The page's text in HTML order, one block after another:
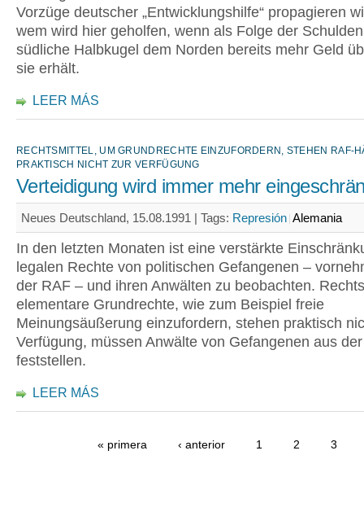
Vorzüge deutscher „Entwicklungshilfe“ propagieren
wem wird hier geholfen, wenn als Folge der
südliche Halbkugel dem Norden bereits mehr Geld
sie erhält.
LEER MÁS
RECHTSMITTEL, UM GRUNDRECHTE EINZUFORDERN, STEHEN RAF-
PRAKTISCH NICHT ZUR VERFÜGUNG
Verteidigung wird immer mehr
Neues Deutschland, 15.08.1991 | Tags: Represión Alemania
In den letzten Monaten ist eine verstärkte
legalen Rechte von politischen Gefangenen –
der RAF – und ihren Anwälten zu beobachten.
elementare Grundrechte, wie zum Beispiel freie
Meinungsäußerung einzufordern, stehen praktisch
Verfügung, müssen Anwälte von Gefangenen aus
feststellen.
LEER MÁS
« primera ‹ anterior 1 2 3